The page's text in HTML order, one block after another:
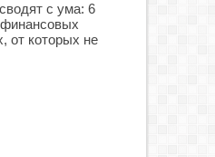
с ума: 6
от которых не